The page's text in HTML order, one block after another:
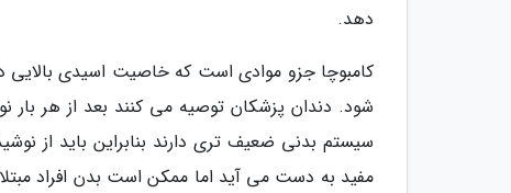
دهد.
کامبوچا جزو موادی است که خاصیت اسیدی بالایی
شود. دندان پزشکان توصیه می کنند بعد از هر بار
سیستم بدنی ضعیف تری دارند بنابراین باید از
مفید به دست می آید اما ممکن است بدن افراد